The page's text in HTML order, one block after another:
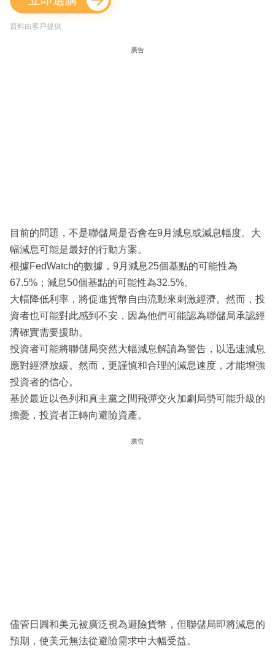
資料由客戶提供
廣告
目前的問題，不是聯儲局是否會在9月減息或減息幅度。大
幅減息可能是最好的行動方案。
根據FedWatch的數據，9月減息25個基點的可能性為
67.5%；減息50個基點的可能性為32.5%。
大幅降低利率，將促進貨幣自由流動來刺激經濟。然而，投
資者也可能對此感到不安，因為他們可能認為聯儲局承認經
濟確實需要援助。
投資者可能將聯儲局突然大幅減息解讀為警告，以迅速減息
應對經濟放緩。然而，更謹慎和合理的減息速度，才能增強
投資者的信心。
基於最近以色列和真主黨之間飛彈交火加劇局勢可能升級的
擔憂，投資者正轉向避險資產。
廣告
儘管日圓和美元被廣泛視為避險貨幣，但聯儲局即將減息的
預期，使美元無法從避險需求中大幅受益。